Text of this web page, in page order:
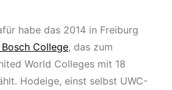
habe das 2014 in Freiburg
College, das zum
World Colleges mit 18
Hodeige, einst selbst UWC-